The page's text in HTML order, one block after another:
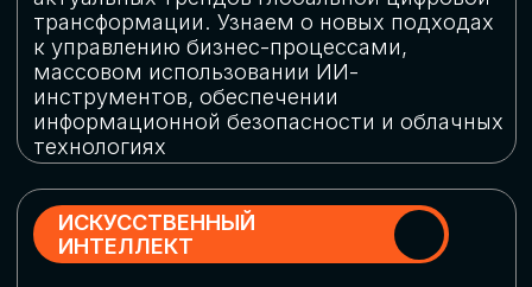
Выясним, как в наши дни уверенно
защищать свой бизнес от киберугроз
Узнаем, в каких отраслях ИИ
«материализуется», какие роботы
решают сложные бизнес-задачи, а где
только обсуждают концепции
роботизации и потенциальные бюджеты
на тестирование образцов